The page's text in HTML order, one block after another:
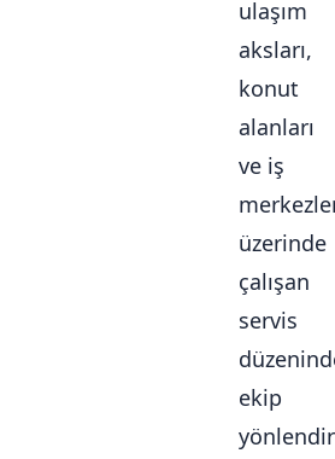
ulaşım
aksları,
konut
alanları
ve iş
üzerinde
çalışan
servis
ekip